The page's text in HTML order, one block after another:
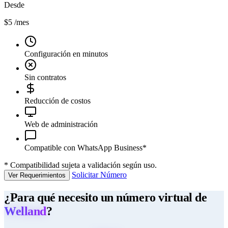
Desde
$5 /mes
Configuración en minutos
Sin contratos
Reducción de costos
Web de administración
Compatible con WhatsApp Business*
* Compatibilidad sujeta a validación según uso.
Ver Requerimientos Solicitar Número
¿Para qué necesito un número virtual de
Welland?